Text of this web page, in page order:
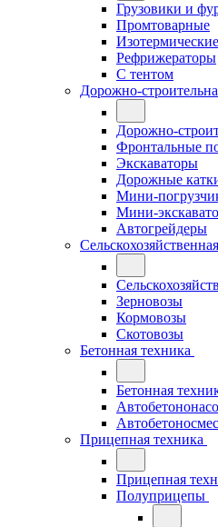
Грузовики и
Промтоварные
Изотермические
Рефрижераторы
С тентом
Дорожно-
Дорожно-
Фронтальные
Экскаваторы
Дорожные
Мини-
Мини-
Автогрейдеры
Зерновозы
Кормовозы
Скотовозы
Бетонная техника
Бетонная
Прицепная техника
Прицепная
Полуприцепы